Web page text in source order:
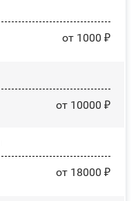
от 1000 ₽
от 10000 ₽
от 18000 ₽